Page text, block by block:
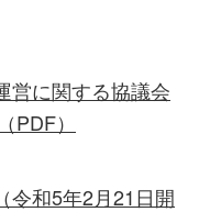
営に関する協議会
PDF）
令和5年2月21日開